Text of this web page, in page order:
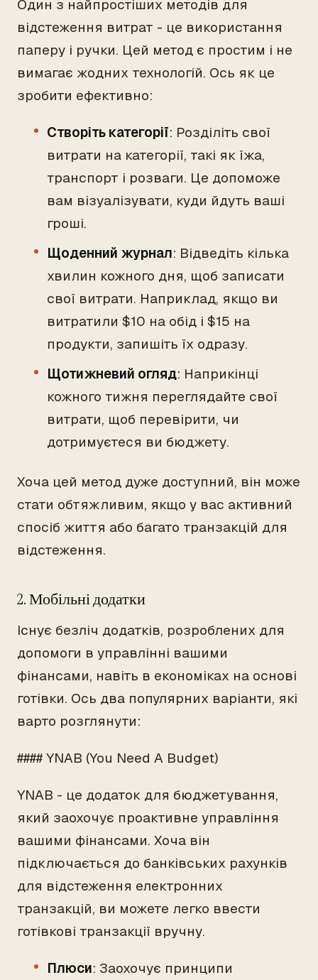
Один з найпростіших методів для
відстеження витрат - це використання
паперу і ручки. Цей метод є простим і не
вимагає жодних технологій. Ось як це
зробити ефективно:
Створіть категорії: Розділіть свої
витрати на категорії, такі як їжа,
транспорт і розваги. Це допоможе
вам візуалізувати, куди йдуть ваші
гроші.
Щоденний журнал: Відведіть кілька
хвилин кожного дня, щоб записати
свої витрати. Наприклад, якщо ви
витратили $10 на обід і $15 на
продукти, запишіть їх одразу.
Щотижневий огляд: Наприкінці
кожного тижня переглядайте свої
витрати, щоб перевірити, чи
дотримуєтеся ви бюджету.
Хоча цей метод дуже доступний, він може
стати обтяжливим, якщо у вас активний
спосіб життя або багато транзакцій для
відстеження.
2. Мобільні додатки
Існує безліч додатків, розроблених для
допомоги в управлінні вашими
фінансами, навіть в економіках на основі
готівки. Ось два популярних варіанти, які
варто розглянути:
#### YNAB (You Need A Budget)
YNAB - це додаток для бюджетування,
який заохочує проактивне управління
вашими фінансами. Хоча він
підключається до банківських рахунків
для відстеження електронних
транзакцій, ви можете легко ввести
готівкові транзакції вручну.
Плюси: Заохочує принципи